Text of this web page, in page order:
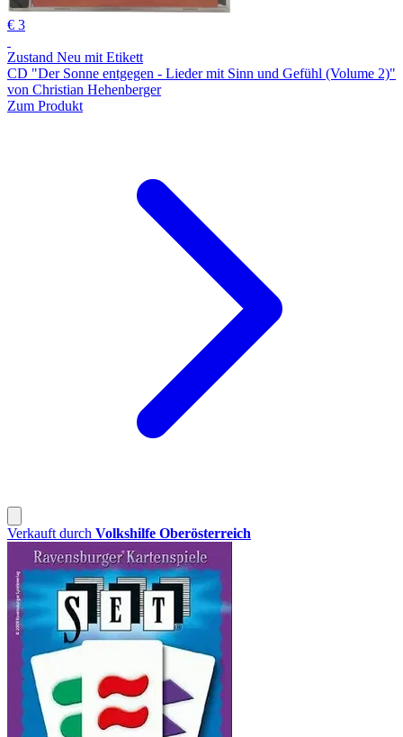
€ 3
Zustand Neu mit Etikett
CD "Der Sonne entgegen - Lieder mit Sinn und Gefühl (Volume 2)"
von Christian Hehenberger
Zum Produkt
Verkauft durch Volkshilfe Oberösterreich